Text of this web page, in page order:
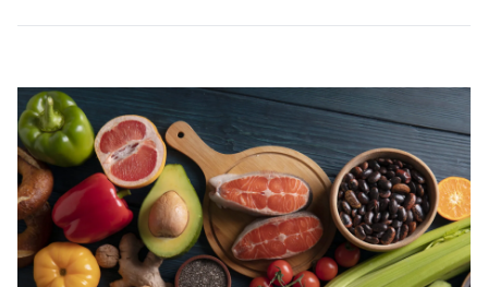
Café Ocaso se presenta por una noche en
Pistilo
Café Ocaso se presenta por una noche en Pistilo con una
propuesta que cruza cocina y coctelería contemporánea en un
espacio donde arte, comunidad y experiencia sensorial definen la
vida nocturna en la Roma Norte.